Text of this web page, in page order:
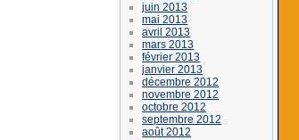
juin 2013
mai 2013
avril 2013
mars 2013
février 2013
janvier 2013
décembre 2012
novembre 2012
octobre 2012
septembre 2012
août 2012